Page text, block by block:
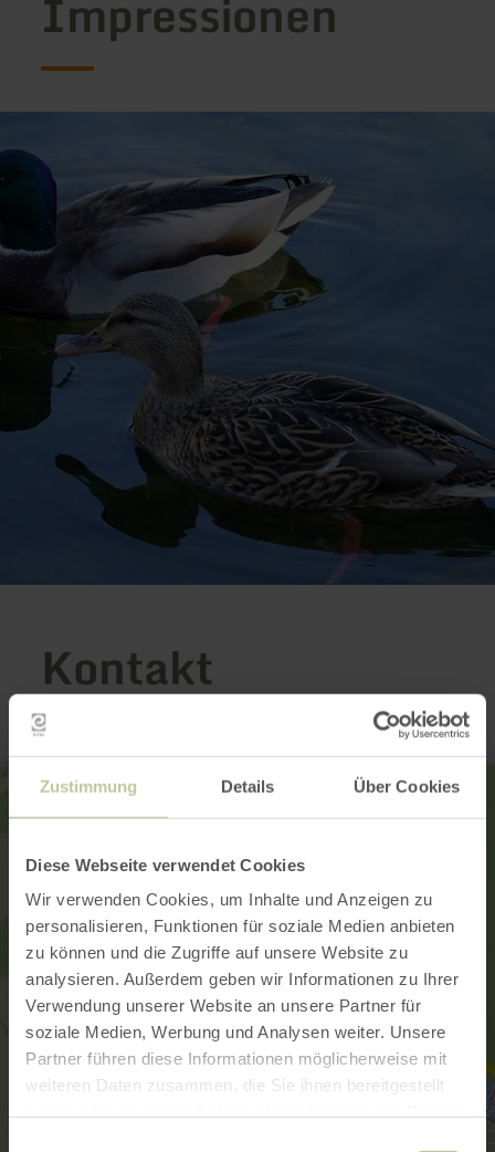
Zustimmung Details Über Cookies
Diese Webseite verwendet Cookies
Wir verwenden Cookies, um Inhalte und Anzeigen zu
personalisieren, Funktionen für soziale Medien anbieten
zu können und die Zugriffe auf unsere Website zu
analysieren. Außerdem geben wir Informationen zu Ihrer
Verwendung unserer Website an unsere Partner für
soziale Medien, Werbung und Analysen weiter. Unsere
Partner führen diese Informationen möglicherweise mit
weiteren Daten zusammen, die Sie ihnen bereitgestellt
Kontakt